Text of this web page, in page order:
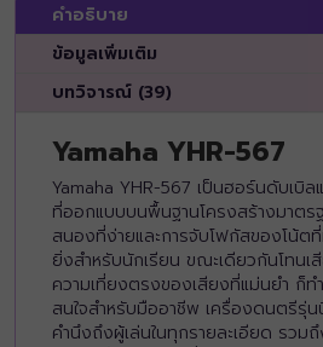
คำอธิบาย
ข้อมูลเพิ่มเติม
บทวิจารณ์ (39)
Yamaha YHR-567
Yamaha YHR-567 เป็นฮอร์นดับเบิ
ที่ออกแบบบนพื้นฐานโครงสร้างมาตร
สนองที่ง่ายและการจับโฟกัสของโน้ต
ยิ่งสำหรับนักเรียน ขณะเดียวกันโทนเ
ความเที่ยงตรงของเสียงที่แม่นยำ ก็ท
สนใจสำหรับมืออาชีพ เครื่องดนตรีรุ่
คำนึงถึงผู้เล่นในทุกรายละเอียด รว